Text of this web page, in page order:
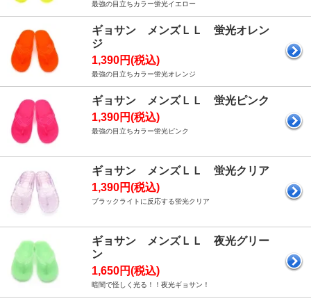
最強の目立ちカラー蛍光イエロー
ギョサン メンズＬＬ 蛍光オレン
ジ
1,390円(税込)
最強の目立ちカラー蛍光オレンジ
ギョサン メンズＬＬ 蛍光ピンク
1,390円(税込)
最強の目立ちカラー蛍光ピンク
ギョサン メンズＬＬ 蛍光クリア
1,390円(税込)
ブラックライトに反応する蛍光クリア
ギョサン メンズＬＬ 夜光グリー
ン
1,650円(税込)
暗闇で怪しく光る！！夜光ギョサン！